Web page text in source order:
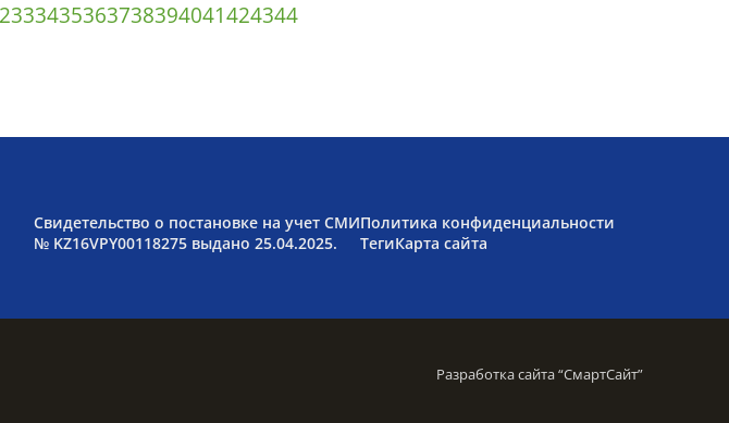
333435363738394041424344
Свидетельство о постановке на учет СМИ
№ KZ16VPY00118275 выдано 25.04.2025.
Политика конфиденциальности
ТегиКарта сайта
Разработка сайта “СмартСайт”